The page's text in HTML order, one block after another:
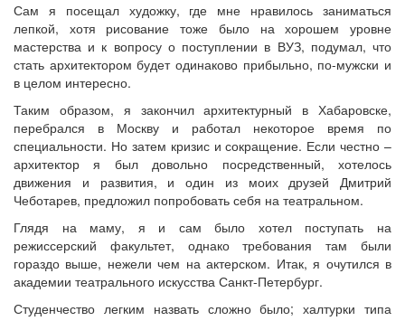
Сам я посещал художку, где мне нравилось заниматься
лепкой, хотя рисование тоже было на хорошем уровне
мастерства и к вопросу о поступлении в ВУЗ, подумал, что
стать архитектором будет одинаково прибыльно, по-мужски и
в целом интересно.
Таким образом, я закончил архитектурный в Хабаровске,
перебрался в Москву и работал некоторое время по
специальности. Но затем кризис и сокращение. Если честно –
архитектор я был довольно посредственный, хотелось
движения и развития, и один из моих друзей Дмитрий
Чеботарев, предложил попробовать себя на театральном.
Глядя на маму, я и сам было хотел поступать на
режиссерский факультет, однако требования там были
гораздо выше, нежели чем на актерском. Итак, я очутился в
академии театрального искусства Санкт-Петербург.
Студенчество легким назвать сложно было; халтурки типа